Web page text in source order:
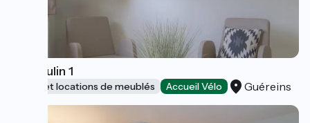
Le Moulin 1
Gîtes et locations de meublés Accueil Vélo Guéreins